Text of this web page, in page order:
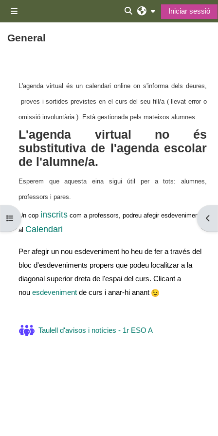
Commuta l'entrada de la
Iniciar sessió
Obre l'índex del curs
General
L'agenda virtual és un calendari online on s'informa dels deures,
proves i sortides previstes en el curs del seu fill/a ( llevat error o
omissió involuntària ). Està gestionada pels mateixos alumnes.
L'agenda virtual no és
substitutiva de l'agenda escolar
de l'alumne/a.
Esperem que aquesta eina sigui útil per a tots: alumnes,
professors i pares.
Un cop inscrits com a professors, podreu afegir esdeveniments
al Calendari
Per afegir un nou esdeveniment ho heu de fer a través del
bloc d'esdeveniments propers que podeu localitzar a la
diagonal superior dreta de l'espai del curs. Clicant a
nou esdeveniment de curs i anar-hi anant
Taulell d'avisos i notícies - 1r ESO A